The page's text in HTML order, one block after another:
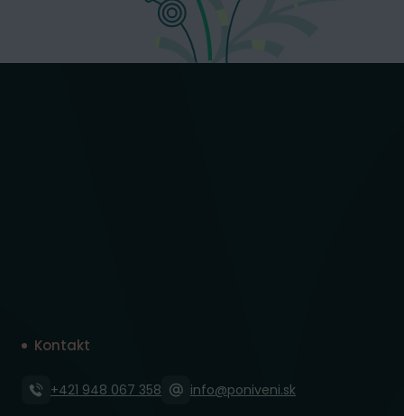
Kontakt
+421 948 067 358 info@poniveni.sk